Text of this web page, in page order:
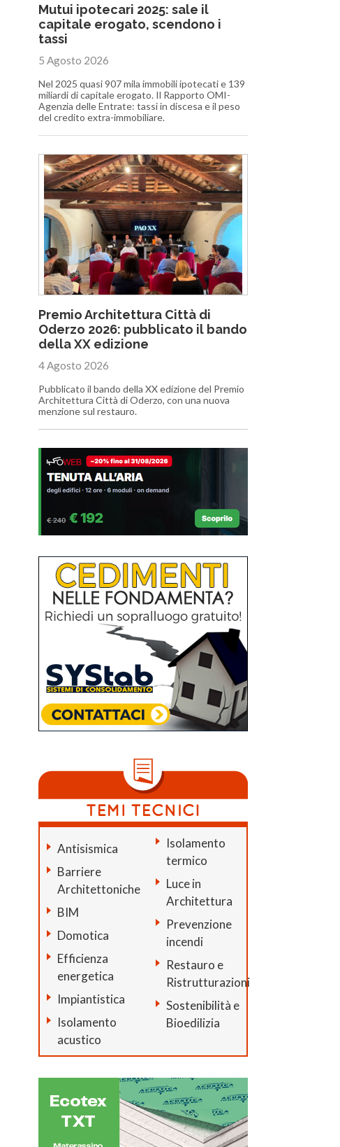
Mutui ipotecari 2025: sale il
capitale erogato, scendono i
tassi
5 Agosto 2026
Nel 2025 quasi 907 mila immobili ipotecati e 139
miliardi di capitale erogato. Il Rapporto OMI-
Agenzia delle Entrate: tassi in discesa e il peso
del credito extra-immobiliare.
Premio Architettura Città di
Oderzo 2026: pubblicato il bando
della XX edizione
4 Agosto 2026
Pubblicato il bando della XX edizione del Premio
Architettura Città di Oderzo, con una nuova
menzione sul restauro.
Antisismica
Barriere
Architettoniche
BIM
Domotica
Efficienza
energetica
Impiantistica
Isolamento
acustico
Isolamento
termico
Luce in
Architettura
Prevenzione
incendi
Restauro e
Ristrutturazioni
Sostenibilità e
Bioedilizia